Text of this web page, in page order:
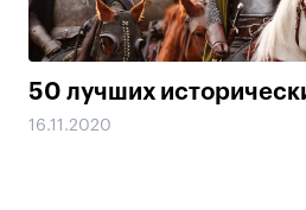
50 лучших
16.11.2020